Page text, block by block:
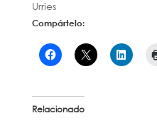
Urries
Compártelo:
Relacionado